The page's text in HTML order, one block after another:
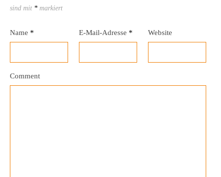
sind mit * markiert
Name * E-Mail-Adresse * Website
Comment